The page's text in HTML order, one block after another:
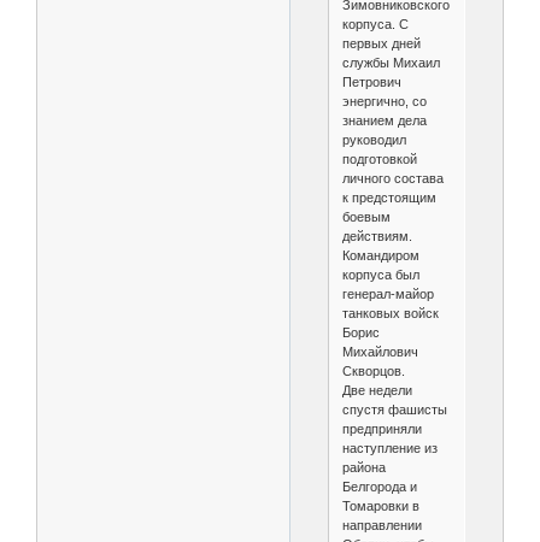
Зимовниковского
корпуса. С
первых дней
службы Михаил
Петрович
энергично, со
знанием дела
руко­водил
подготовкой
личного состава
к пред­стоящим
боевым
действиям.
Командиром
корпуса был
генерал-майор
танковых войск
Борис
Михайлович
Скворцов.
Две недели
спустя фашисты
предпри­няли
наступление из
района
Белгорода и
Томаровки в
направлении